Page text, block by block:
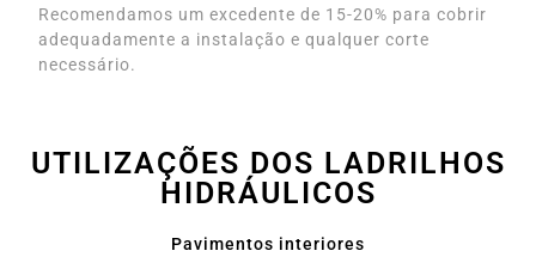
Recomendamos um excedente de 15-20% para cobrir
adequadamente a instalação e qualquer corte
necessário.
UTILIZAÇÕES DOS LADRILHOS
HIDRÁULICOS
Pavimentos interiores